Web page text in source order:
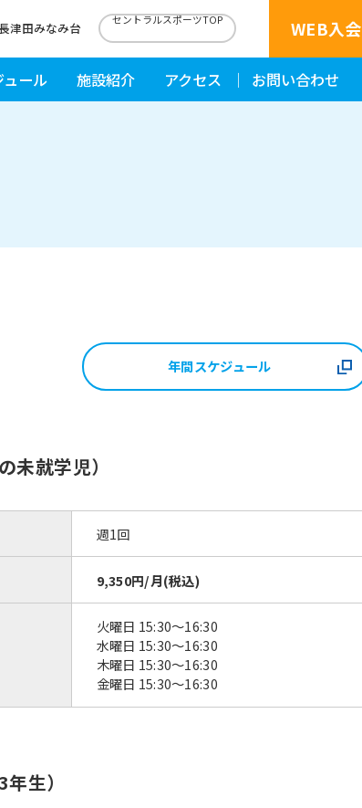
津田みなみ台 セントラルスポーツTOP WEB入会
ュール 施設紹介 アクセス お問い合わせ
年間スケジュール
未就学児）
週1回
9,350円/月(税込)
火曜日 15:30〜16:30
水曜日 15:30〜16:30
木曜日 15:30〜16:30
金曜日 15:30〜16:30
生）